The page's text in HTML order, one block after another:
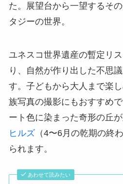
た。展望台から一望するそ
タジーの世界。
ユネスコ世界遺産の暫定リ
り、自然が作り出した不思
す。子どもから大人まで楽
族写真の撮影にもおすすめ
ート色に染まった奇形の丘
ヒルズ（4〜6月の乾期の終
られます。
あわせて読みたい